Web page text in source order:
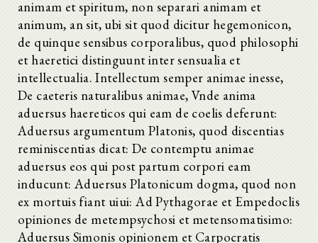
animam et spiritum, non separari animam et
animum, an sit, ubi sit quod dicitur hegemonicon,
de quinque sensibus corporalibus, quod philosophi
et haeretici distinguunt inter sensualia et
intellectualia. Intellectum semper animae inesse,
De caeteris naturalibus animae, Vnde anima
aduersus haereticos qui eam de coelis deferunt:
Aduersus argumentum Platonis, quod discentias
reminiscentias dicat: De contemptu animae
aduersus eos qui post partum corpori eam
inducunt: Aduersus Platonicum dogma, quod non
ex mortuis fiant uiui: Ad Pythagorae et Empedoclis
opiniones de metempsychosi et metensomatisimo:
Aduersus Simonis opinionem et Carpocratis